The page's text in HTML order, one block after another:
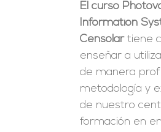
El curso
Information
Censolartiene
enseñar a
de manera
metodología y
de nuestro
formación en